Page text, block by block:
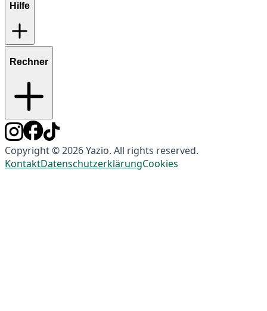
Hilfe
Rechner
Copyright © 2026 Yazio. All rights reserved.
KontaktDatenschutzerklärungCookies